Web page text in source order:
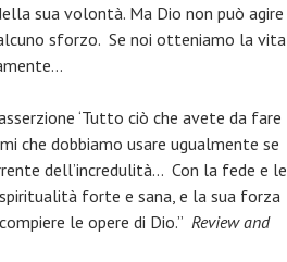
sua volontà. Ma Dio non può agire
sforzo. Se noi otteniamo la vita
‘Tutto ciò che avete da fare
che dobbiamo usare ugualmente se
dell’incredulità… Con la fede e le
forte e sana, e la sua forza
le opere di Dio.” Review and